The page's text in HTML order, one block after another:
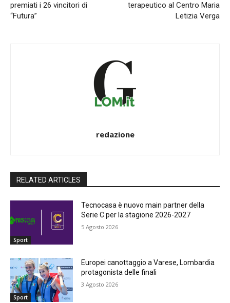
premiati i 26 vincitori di
“Futura”
terapeutico al Centro Maria
Letizia Verga
redazione
RELATED ARTICLES
Sport
Tecnocasa è nuovo main partner della
Serie C per la stagione 2026-2027
5 Agosto 2026
Sport
Europei canottaggio a Varese, Lombardia
protagonista delle finali
3 Agosto 2026